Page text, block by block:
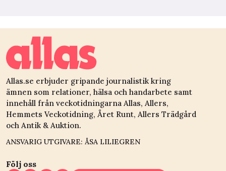
Allas.se erbjuder gripande journalistik kring
ämnen som relationer, hälsa och handarbete samt
innehåll från veckotidningarna Allas, Allers,
Hemmets Veckotidning, Året Runt, Allers Trädgård
och Antik & Auktion.
ANSVARIG UTGIVARE: ÅSA LILIEGREN
Följ oss